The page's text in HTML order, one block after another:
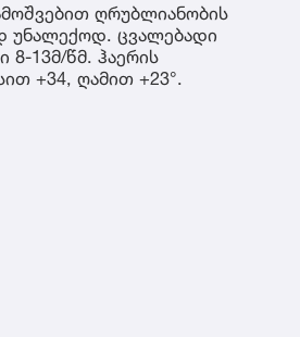
ღრუბლიანობის
უნალექოდ. ცვალებადი
8-13მ/წმ. ჰაერის
+34, ღამით +23°.